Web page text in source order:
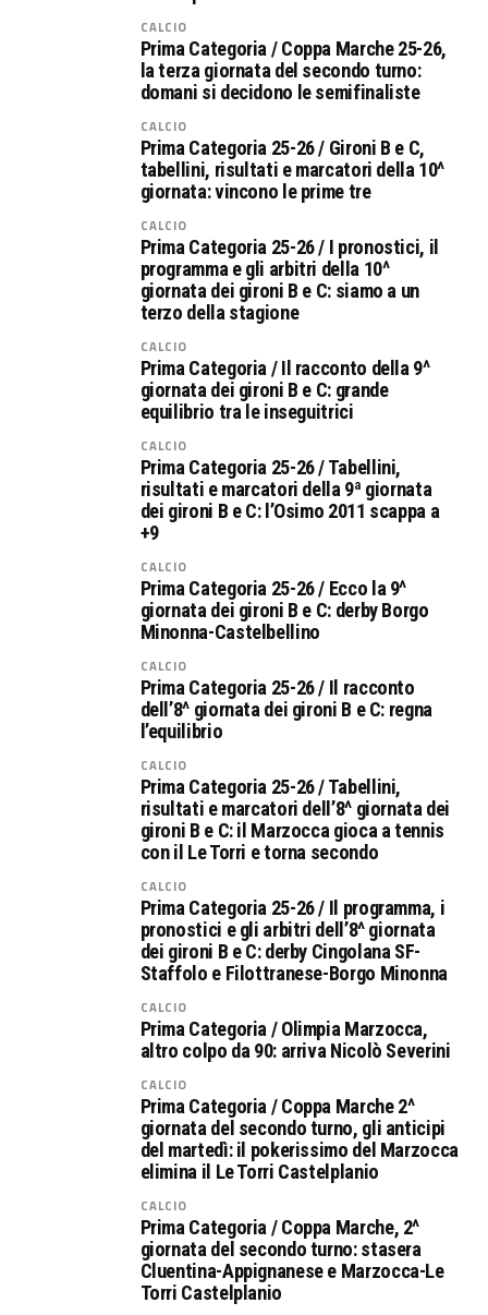
CALCIO
Prima Categoria / Coppa Marche 25-26,
la terza giornata del secondo turno:
domani si decidono le semifinaliste
CALCIO
Prima Categoria 25-26 / Gironi B e C,
tabellini, risultati e marcatori della 10^
giornata: vincono le prime tre
CALCIO
Prima Categoria 25-26 / I pronostici, il
programma e gli arbitri della 10^
giornata dei gironi B e C: siamo a un
terzo della stagione
CALCIO
Prima Categoria / Il racconto della 9^
giornata dei gironi B e C: grande
equilibrio tra le inseguitrici
CALCIO
Prima Categoria 25-26 / Tabellini,
risultati e marcatori della 9ª giornata
dei gironi B e C: l’Osimo 2011 scappa a
+9
CALCIO
Prima Categoria 25-26 / Ecco la 9^
giornata dei gironi B e C: derby Borgo
Minonna-Castelbellino
CALCIO
Prima Categoria 25-26 / Il racconto
dell’8^ giornata dei gironi B e C: regna
l’equilibrio
CALCIO
Prima Categoria 25-26 / Tabellini,
risultati e marcatori dell’8^ giornata dei
gironi B e C: il Marzocca gioca a tennis
con il Le Torri e torna secondo
CALCIO
Prima Categoria 25-26 / Il programma, i
pronostici e gli arbitri dell’8^ giornata
dei gironi B e C: derby Cingolana SF-
Staffolo e Filottranese-Borgo Minonna
CALCIO
Prima Categoria / Olimpia Marzocca,
altro colpo da 90: arriva Nicolò Severini
CALCIO
Prima Categoria / Coppa Marche 2^
giornata del secondo turno, gli anticipi
del martedì: il pokerissimo del Marzocca
elimina il Le Torri Castelplanio
CALCIO
Prima Categoria / Coppa Marche, 2^
giornata del secondo turno: stasera
Cluentina-Appignanese e Marzocca-Le
Torri Castelplanio